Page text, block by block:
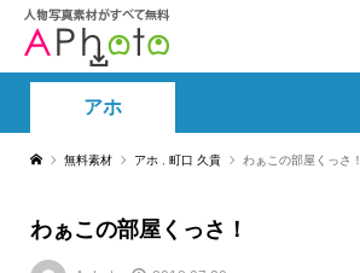
アホ
無料素材 アホ 町口 久貴 わぁこの部屋くっさ！
わぁこの部屋くっさ！